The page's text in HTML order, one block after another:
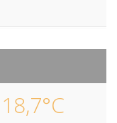
18,7°C